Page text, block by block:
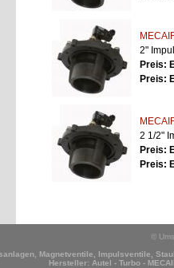
2"
Preis:
Preis:
2 1/2"
Preis:
Preis:
©
Magnetventile, Impulsventile,
Hersteller: Autel - Turbo -